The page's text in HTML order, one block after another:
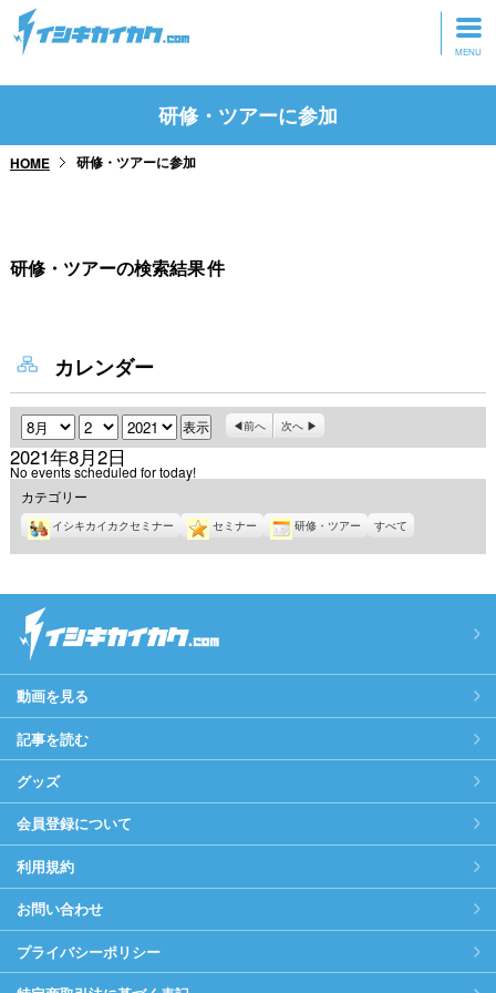
トップページ
研修・ツアーに参加
研修・ツアーに参加
HOME 研修・ツアーに参加
研修・ツアーの検索結果件
カレンダー
月 日 年 前へ 次へ
2021年8月2日
No events scheduled for today!
カテゴリー
イシキカイカクセミナー セミナー 研修・ツアー すべて
動画を見る
記事を読む
グッズ
会員登録について
利用規約
お問い合わせ
プライバシーポリシー